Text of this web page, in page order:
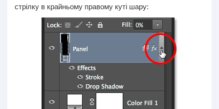
стрілку в крайньому правому куті шару: